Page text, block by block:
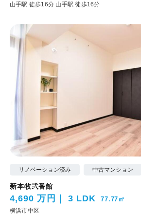
山手駅 徒歩16分 山手駅 徒歩16分
リノベーション済み 中古マンション
新本牧弐番館
4,690 万円 3 LDK 77.77㎡
横浜市中区